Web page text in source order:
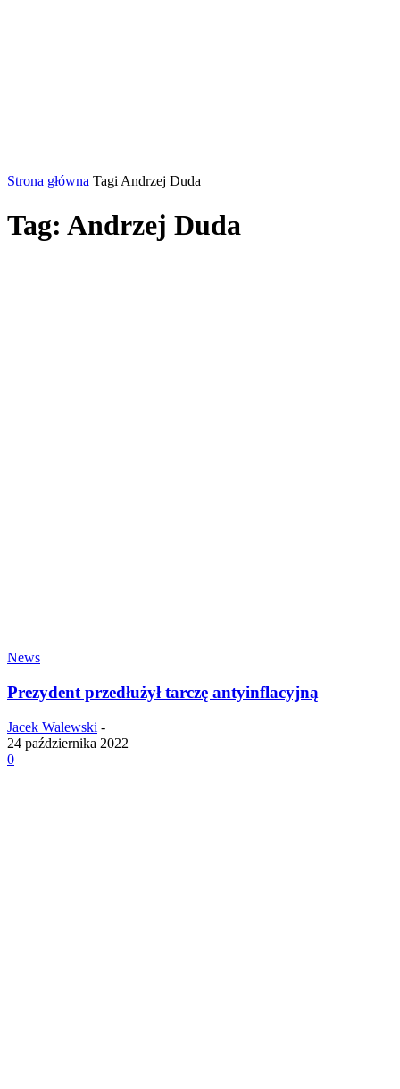
Strona główna Tagi Andrzej Duda
Tag: Andrzej Duda
News
Prezydent przedłużył tarczę antyinflacyjną
Jacek Walewski -
24 października 2022
0